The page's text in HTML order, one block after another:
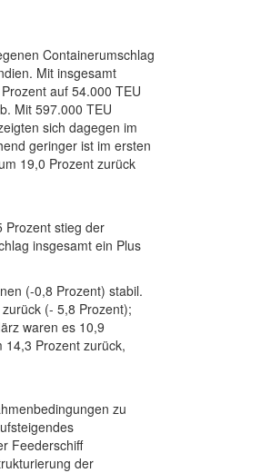
Containerumschlag
Mit insgesamt
auf 54.000 TEU
Mit 597.000 TEU
sich dagegen im
geringer ist im ersten
19,0 Prozent zurück
Prozent stieg der
insgesamt ein Plus
(-0,8 Prozent) stabil.
(- 5,8 Prozent);
waren es 10,9
14,3 Prozent zurück,
zu
Feederschiff
der